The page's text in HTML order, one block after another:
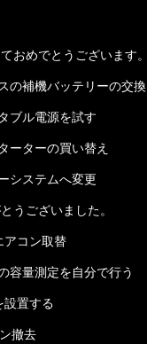
おめでとうございます。
の補機バッテリーの交換
ブル電源を試す
ーターの買い替え
システムへ変更
うございました。
アコン取替
容量測定を自分で行う
設置する
撤去